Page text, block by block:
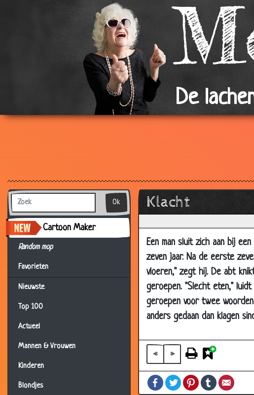
De
Ok
Cartoon Maker
Random mop
Favorieten
Nieuwste
Top 100
Actueel
Mannen & Vrouwen
Kinderen
Blondjes
Klacht
Een man sluit zich aan bij
zeven jaar. Na de eerste
vloeren," zegt hij. De abt
geroepen. "Slecht eten,"
geroepen voor twee
anders gedaan dan klagen
« »
FacebookTwitterPinterestTumblr
10 Oct 2019